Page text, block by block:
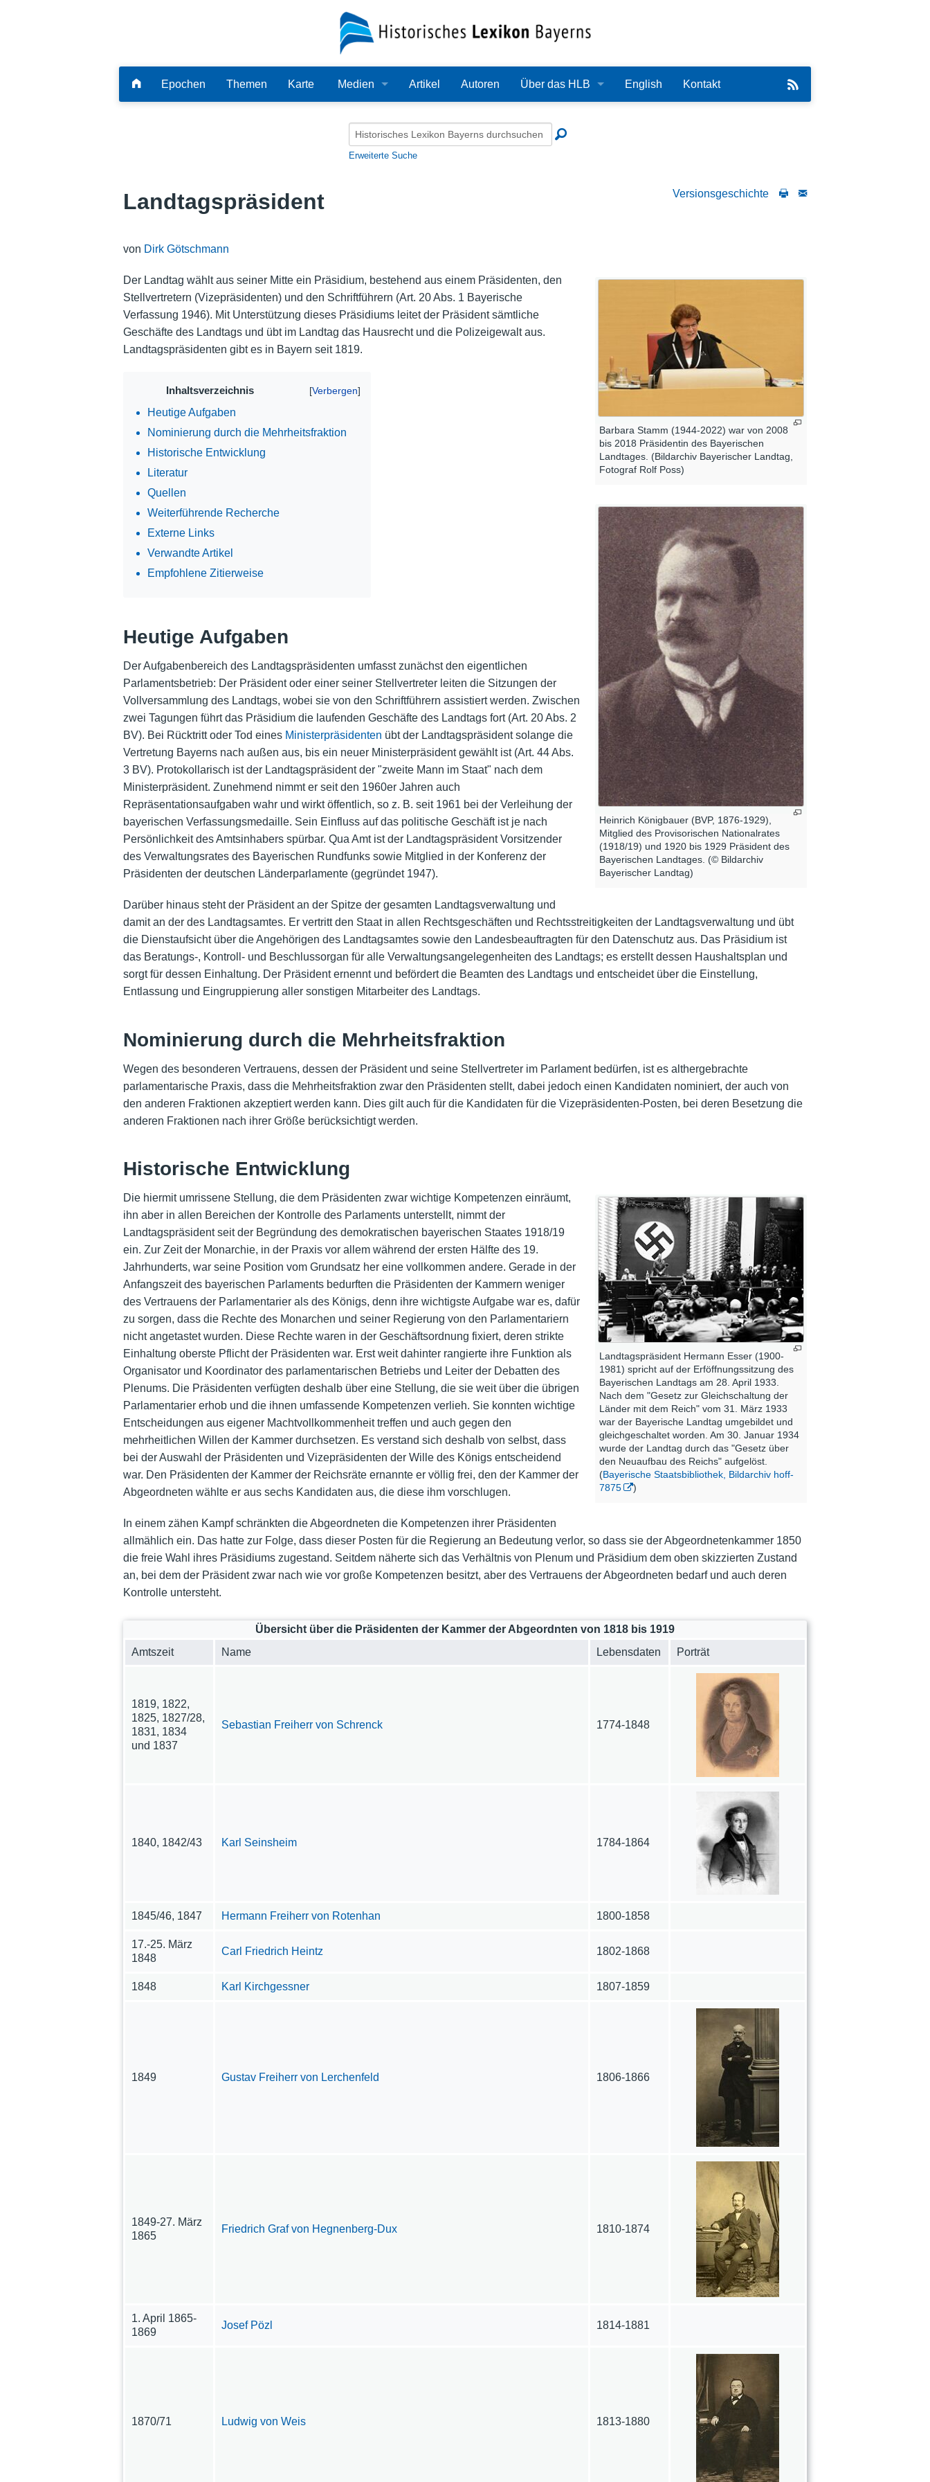
Epochen Themen Karte Medien
Audio
Artikel Autoren Über das HLB
Redaktion
Häufige Fragen
Nutzungshinweise
English Kontakt
Erweiterte Suche
Versionsgeschichte
Landtagspräsident
von Dirk Götschmann
Barbara Stamm (1944-2022) war von 2008
bis 2018 Präsidentin des Bayerischen
Landtages. (Bildarchiv Bayerischer Landtag,
Fotograf Rolf Poss)
Heinrich Königbauer (BVP, 1876-1929),
Mitglied des Provisorischen Nationalrates
(1918/19) und 1920 bis 1929 Präsident des
Bayerischen Landtages. (© Bildarchiv
Bayerischer Landtag)
Der Landtag wählt aus seiner Mitte ein Präsidium, bestehend aus einem Präsidenten, den
Stellvertretern (Vizepräsidenten) und den Schriftführern (Art. 20 Abs. 1 Bayerische
Verfassung 1946). Mit Unterstützung dieses Präsidiums leitet der Präsident sämtliche
Geschäfte des Landtags und übt im Landtag das Hausrecht und die Polizeigewalt aus.
Landtagspräsidenten gibt es in Bayern seit 1819.
Inhaltsverzeichnis
Heutige Aufgaben
Nominierung durch die Mehrheitsfraktion
Historische Entwicklung
Literatur
Quellen
Weiterführende Recherche
Externe Links
Verwandte Artikel
Empfohlene Zitierweise
Heutige Aufgaben
Der Aufgabenbereich des Landtagspräsidenten umfasst zunächst den eigentlichen
Parlamentsbetrieb: Der Präsident oder einer seiner Stellvertreter leiten die Sitzungen der
Vollversammlung des Landtags, wobei sie von den Schriftführern assistiert werden. Zwischen
zwei Tagungen führt das Präsidium die laufenden Geschäfte des Landtags fort (Art. 20 Abs. 2
BV). Bei Rücktritt oder Tod eines Ministerpräsidenten übt der Landtagspräsident solange die
Vertretung Bayerns nach außen aus, bis ein neuer Ministerpräsident gewählt ist (Art. 44 Abs.
3 BV). Protokollarisch ist der Landtagspräsident der "zweite Mann im Staat" nach dem
Ministerpräsident. Zunehmend nimmt er seit den 1960er Jahren auch
Repräsentationsaufgaben wahr und wirkt öffentlich, so z. B. seit 1961 bei der Verleihung der
bayerischen Verfassungsmedaille. Sein Einfluss auf das politische Geschäft ist je nach
Persönlichkeit des Amtsinhabers spürbar. Qua Amt ist der Landtagspräsident Vorsitzender
des Verwaltungsrates des Bayerischen Rundfunkssowie Mitglied in der Konferenz der
Präsidenten der deutschen Länderparlamente (gegründet 1947).
Darüber hinaus steht der Präsident an der Spitze der gesamten Landtagsverwaltung und
damit an der des Landtagsamtes. Er vertritt den Staat in allen Rechtsgeschäften und Rechtsstreitigkeiten der Landtagsverwaltung und übt
die Dienstaufsicht über die Angehörigen des Landtagsamtes sowie den Landesbeauftragten für den Datenschutz aus. Das Präsidium ist
das Beratungs-, Kontroll- und Beschlussorgan für alle Verwaltungsangelegenheiten des Landtags; es erstellt dessen Haushaltsplan und
sorgt für dessen Einhaltung. Der Präsident ernennt und befördert die Beamten des Landtags und entscheidet über die Einstellung,
Entlassung und Eingruppierung aller sonstigen Mitarbeiter des Landtags.
Nominierung durch die Mehrheitsfraktion
Wegen des besonderen Vertrauens, dessen der Präsident und seine Stellvertreter im Parlament bedürfen, ist es althergebrachte
parlamentarische Praxis, dass die Mehrheitsfraktion zwar den Präsidenten stellt, dabei jedoch einen Kandidaten nominiert, der auch von
den anderen Fraktionen akzeptiert werden kann. Dies gilt auch für die Kandidaten für die Vizepräsidenten-Posten, bei deren Besetzung die
anderen Fraktionen nach ihrer Größe berücksichtigt werden.
Historische Entwicklung
Landtagspräsident Hermann Esser (1900-
1981) spricht auf der Erföffnungssitzung des
Bayerischen Landtags am 28. April 1933.
Nach dem "Gesetz zur Gleichschaltung der
Länder mit dem Reich" vom 31. März 1933
war der Bayerische Landtag umgebildet und
gleichgeschaltet worden. Am 30. Januar 1934
wurde der Landtag durch das "Gesetz über
den Neuaufbau des Reichs" aufgelöst.
(Bayerische Staatsbibliothek, Bildarchiv hoff-
7875
)
Die hiermit umrissene Stellung, die dem Präsidenten zwar wichtige Kompetenzen einräumt,
ihn aber in allen Bereichen der Kontrolle des Parlaments unterstellt, nimmt der
Landtagspräsident seit der Begründung des demokratischen bayerischen Staates 1918/19
ein. Zur Zeit der Monarchie, in der Praxis vor allem während der ersten Hälfte des 19.
Jahrhunderts, war seine Position vom Grundsatz her eine vollkommen andere. Gerade in der
Anfangszeit des bayerischen Parlaments bedurften die Präsidenten der Kammern weniger
des Vertrauens der Parlamentarier als des Königs, denn ihre wichtigste Aufgabe war es, dafür
zu sorgen, dass die Rechte des Monarchen und seiner Regierung von den Parlamentariern
nicht angetastet wurden. Diese Rechte waren in der Geschäftsordnung fixiert, deren strikte
Einhaltung oberste Pflicht der Präsidenten war. Erst weit dahinter rangierte ihre Funktion als
Organisator und Koordinator des parlamentarischen Betriebs und Leiter der Debatten des
Plenums. Die Präsidenten verfügten deshalb über eine Stellung, die sie weit über die übrigen
Parlamentarier erhob und die ihnen umfassende Kompetenzen verlieh. Sie konnten wichtige
Entscheidungen aus eigener Machtvollkommenheit treffen und auch gegen den
mehrheitlichen Willen der Kammer durchsetzen. Es verstand sich deshalb von selbst, dass
bei der Auswahl der Präsidenten und Vizepräsidenten der Wille des Königs entscheidend
war. Den Präsidenten der Kammer der Reichsräte ernannte er völlig frei, den der Kammer der
Abgeordneten wählte er aus sechs Kandidaten aus, die diese ihm vorschlugen.
In einem zähen Kampf schränkten die Abgeordneten die Kompetenzen ihrer Präsidenten
allmählich ein. Das hatte zur Folge, dass dieser Posten für die Regierung an Bedeutung verlor, so dass sie der Abgeordnetenkammer 1850
die freie Wahl ihres Präsidiums zugestand. Seitdem näherte sich das Verhältnis von Plenum und Präsidium dem oben skizzierten Zustand
an, bei dem der Präsident zwar nach wie vor große Kompetenzen besitzt, aber des Vertrauens der Abgeordneten bedarf und auch deren
Kontrolle untersteht.
Übersicht über die Präsidenten der Kammer der Abgeordnten von 1818 bis 1919
Amtszeit
Name Lebensdaten Porträt
1819, 1822,
1825, 1827/28,
1831, 1834
und 1837
Sebastian Freiherr von Schrenck 1774-1848
1840, 1842/43 Karl Seinsheim 1784-1864
1845/46, 1847 Hermann Freiherr von Rotenhan 1800-1858
17.-25. März
1848
Carl Friedrich Heintz 1802-1868
1848 Karl Kirchgessner 1807-1859
1849 Gustav Freiherr von Lerchenfeld 1806-1866
1849-27. März
1865
Friedrich Graf von Hegnenberg-Dux 1810-1874
1. April 1865-
1869
Josef Pözl 1814-1881
1870/71 Ludwig von Weis 1813-1880